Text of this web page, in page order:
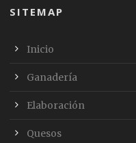
SITEMAP
Inicio
Ganadería
Elaboración
Quesos